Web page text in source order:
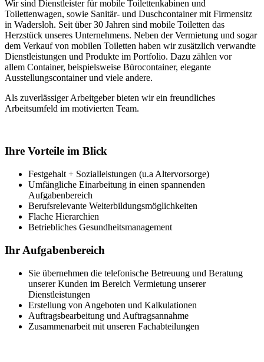
Wir sind Dienstleister für mobile Toilettenkabinen und
Toilettenwagen, sowie Sanitär- und Duschcontainer mit Firmensitz
in Wadersloh. Seit über 30 Jahren sind mobile Toiletten das
Herzstück unseres Unternehmens. Neben der Vermietung und sogar
dem Verkauf von mobilen Toiletten haben wir zusätzlich verwandte
Dienstleistungen und Produkte im Portfolio. Dazu zählen vor
allem Container, beispielsweise Bürocontainer, elegante
Ausstellungscontainer und viele andere.
Als zuverlässiger Arbeitgeber bieten wir ein freundliches
Arbeitsumfeld im motivierten Team.
Ihre Vorteile im Blick
Festgehalt + Sozialleistungen (u.a Altervorsorge)
Umfängliche Einarbeitung in einen spannenden
Aufgabenbereich
Berufsrelevante Weiterbildungsmöglichkeiten
Flache Hierarchien
Betriebliches Gesundheitsmanagement
Ihr Aufgabenbereich
Sie übernehmen die telefonische Betreuung und Beratung
unserer Kunden im Bereich Vermietung unserer
Dienstleistungen
Erstellung von Angeboten und Kalkulationen
Auftragsbearbeitung und Auftragsannahme
Zusammenarbeit mit unseren Fachabteilungen